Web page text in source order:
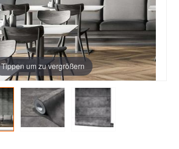
Tippen um zu vergrößern